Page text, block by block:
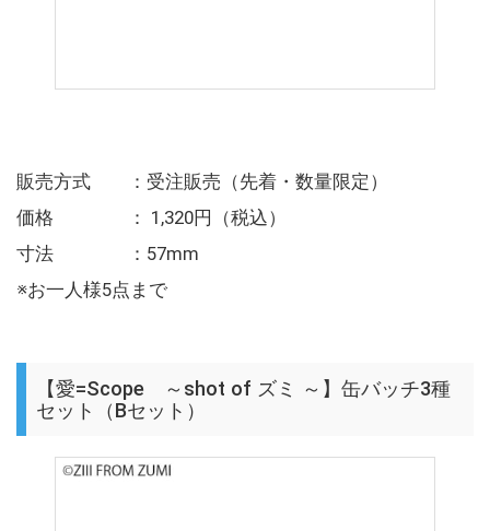
販売方式 ：受注販売（先着・数量限定）
価格 ： 1,320円（税込）
寸法 ：57mm
※お一人様5点まで
【愛=Scope ～shot of ズミ ～】缶バッチ3種
セット（Bセット）